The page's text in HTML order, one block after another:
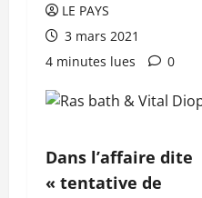
LE PAYS
3 mars 2021
4 minutes lues
0
Dans l’affaire dite
« tentative de